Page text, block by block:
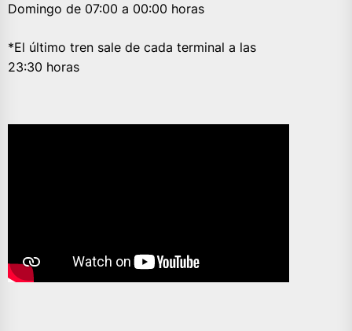
Domingo de 07:00 a 00:00 horas
*El último tren sale de cada terminal a las
23:30 horas